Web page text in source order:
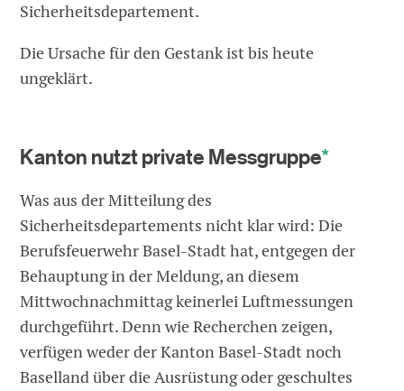
Sicherheitsdepartement.
Die Ursache für den Gestank ist bis heute
ungeklärt.
Kanton nutzt private Messgruppe*
Was aus der Mitteilung des
Sicherheitsdepartements nicht klar wird: Die
Berufsfeuerwehr Basel-Stadt hat, entgegen der
Behauptung in der Meldung, an diesem
Mittwochnachmittag keinerlei Luftmessungen
durchgeführt. Denn wie Recherchen zeigen,
verfügen weder der Kanton Basel-Stadt noch
Baselland über die Ausrüstung oder geschultes